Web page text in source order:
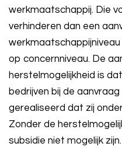
werkmaatschappij. Die
verhinderen dan een
op concernniveau. De
herstelmogelijkheid is
bedrijven bij de
gerealiseerd dat zij
Zonder de
subsidie niet mogelijk zijn.